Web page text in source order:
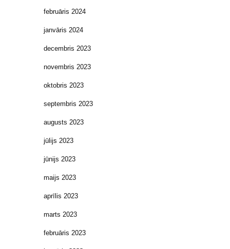
februāris 2024
janvāris 2024
decembris 2023
novembris 2023
oktobris 2023
septembris 2023
augusts 2023
jūlijs 2023
jūnijs 2023
maijs 2023
aprīlis 2023
marts 2023
februāris 2023